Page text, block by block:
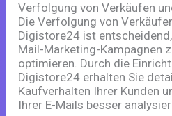
Verfolgung von Verkäufen
Die Verfolgung von
Digistore24 ist
Mail-Marketing-Kampagnen
optimieren. Durch die
Digistore24 erhalten Sie
Kaufverhalten Ihrer Kunden
Ihrer E-Mails besser